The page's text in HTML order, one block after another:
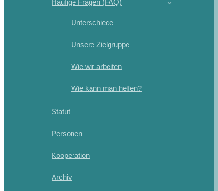
Häufige Fragen (FAQ)
Unterschiede
Unsere Zielgruppe
Wie wir arbeiten
Wie kann man helfen?
Statut
Personen
Kooperation
Archiv